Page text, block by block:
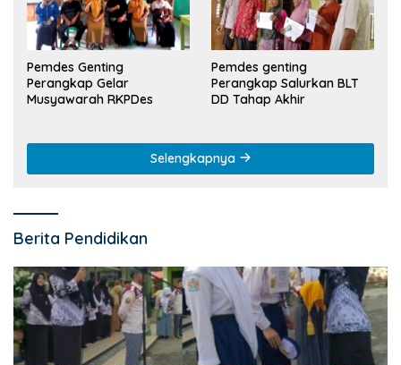
Pemdes Genting
Perangkap Gelar
Musyawarah RKPDes
Pemdes genting
Perangkap Salurkan BLT
DD Tahap Akhir
Selengkapnya
Berita Pendidikan